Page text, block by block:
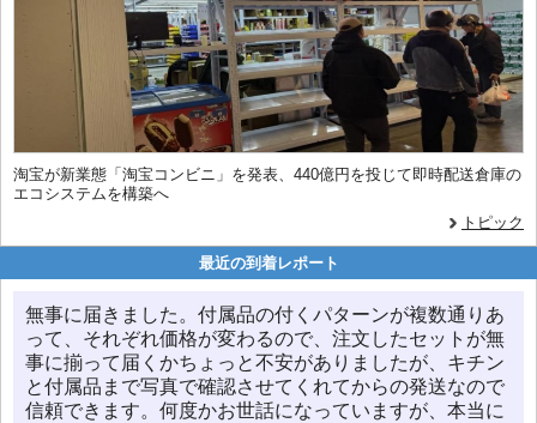
淘宝が新業態「淘宝コンビニ」を発表、440億円を投じて即時配送倉庫の
エコシステムを構築へ
トピック
最近の到着レポート
無事に届きました。付属品の付くパターンが複数通りあ
って、それぞれ価格が変わるので、注文したセットが無
事に揃って届くかちょっと不安がありましたが、キチン
と付属品まで写真で確認させてくれてからの発送なので
信頼できます。何度かお世話になっていますが、本当に